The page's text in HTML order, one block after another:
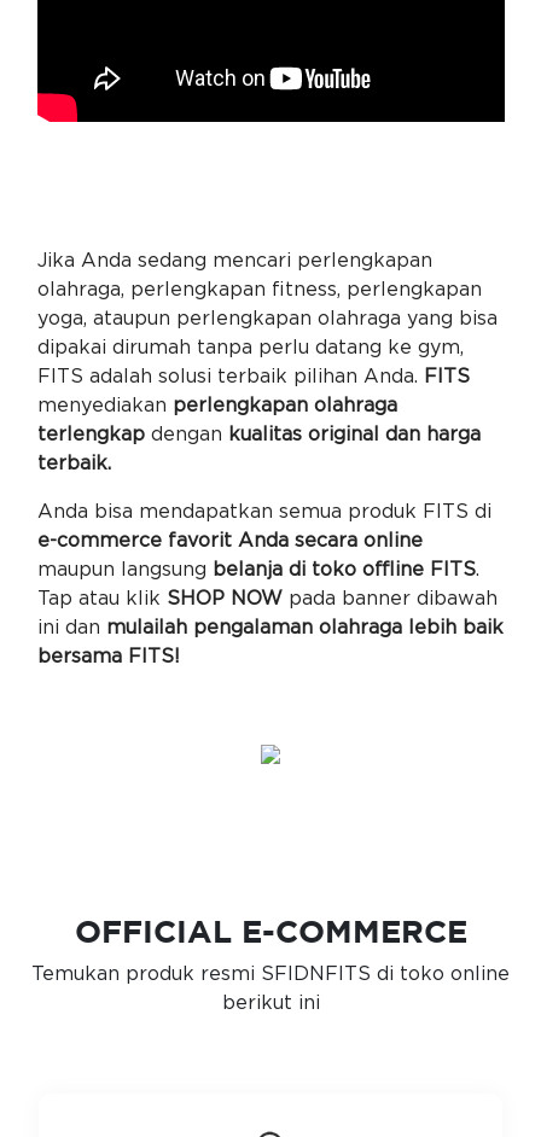
Jika Anda sedang mencari perlengkapan
olahraga, perlengkapan fitness, perlengkapan
yoga, ataupun perlengkapan olahraga yang bisa
dipakai dirumah tanpa perlu datang ke gym,
FITS adalah solusi terbaik pilihan Anda. FITS
menyediakan perlengkapan olahraga
terlengkapdengan kualitas original dan harga
terbaik.
Anda bisa mendapatkan semua produk FITS di
e-commerce favorit Anda secara online
maupun langsung belanja di toko offline FITS.
Tap atau klik SHOP NOW pada banner dibawah
ini dan mulailah pengalaman olahraga lebih baik
bersama FITS!
OFFICIAL E-COMMERCE
Temukan produk resmi SFIDNFITS di toko online
berikut ini